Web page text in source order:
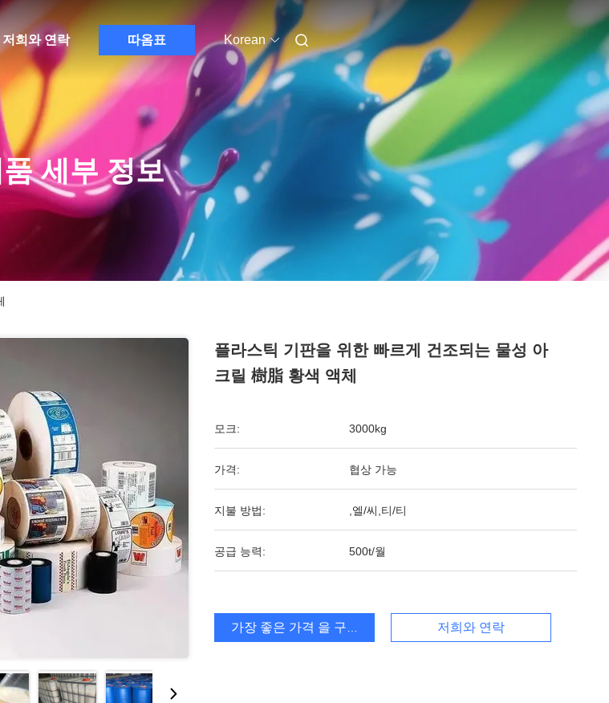
저희와 연락 따옴표 Korean
세부 정보
플라스틱 기판을 위한 빠르게 건조되는 물성 아
크릴 樹脂 황색 액체
모크: 3000kg
가격: 협상 가능
지불 방법: ,엘/씨,티/티
공급 능력: 500t/월
가장 좋은 가격 을 구하라 저희와 연락